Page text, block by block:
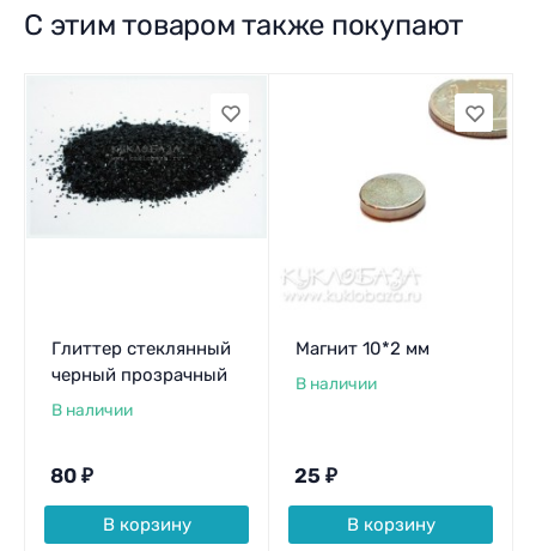
С этим товаром также покупают
Глиттер стеклянный
черный прозрачный
В наличии
80 ₽
В корзину
Магнит 10*2 мм
В наличии
25 ₽
В корзину